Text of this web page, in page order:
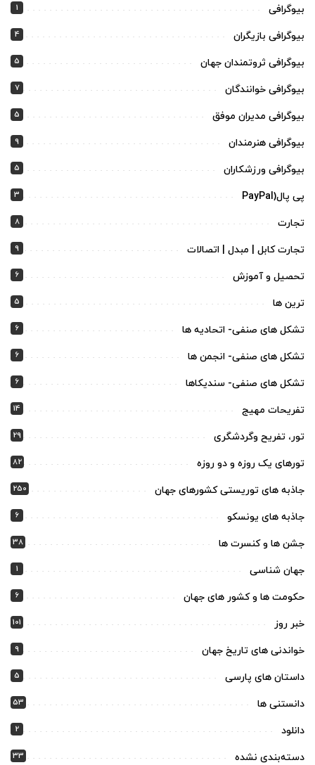
بیوگرافی 1
بیوگرافی بازیگران 4
بیوگرافی ثروتمندان جهان 5
بیوگرافی خوانندگان 7
بیوگرافی مدیران موفق 5
بیوگرافی هنرمندان 9
بیوگرافی ورزشکاران 5
پی پال(PayPal 3
تجارت 8
تجارت کابل | مبدل | اتصالات 9
تحصیل و آموزش 6
ترین ها 5
تشکل های صنفی- اتحادیه ها 6
تشکل های صنفی- انجمن ها 6
تشکل های صنفی- سندیکاها 6
تفریحات مهیج 14
تور، تفریح وگردشگری 29
تورهای یک روزه و دو روزه 82
جاذبه های توریستی کشورهای جهان 250
جاذبه های یونسکو 6
جشن ها و کنسرت ها 38
جهان شناسی 1
حکومت ها و کشور های جهان 6
خبر روز 101
خواندنی های تاریخ جهان 9
داستان های پارسی 5
دانستنی ها 53
دانلود 2
دسته‌بندی نشده 33